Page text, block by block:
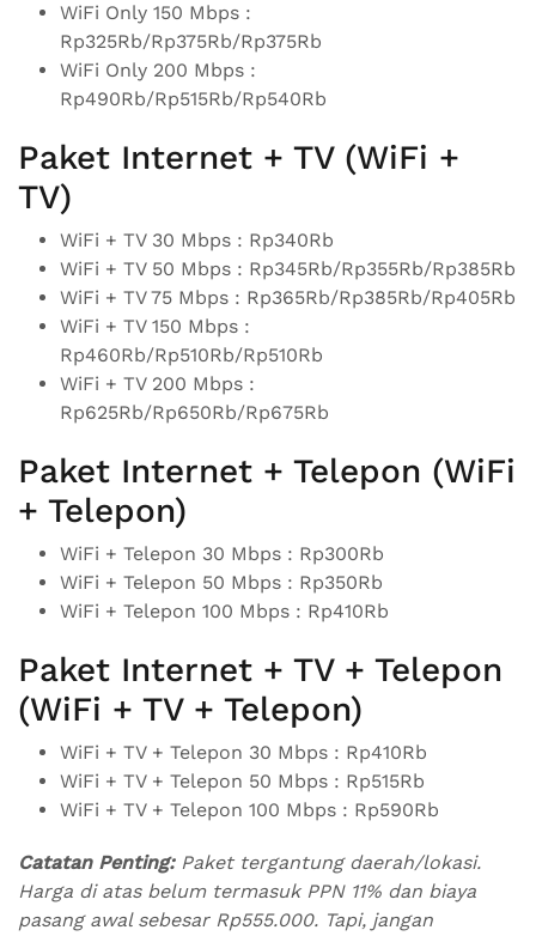
WiFi Only 150 Mbps :
Rp325Rb/Rp375Rb/Rp375Rb
WiFi Only 200 Mbps :
Rp490Rb/Rp515Rb/Rp540Rb
Paket Internet + TV (WiFi +
TV)
WiFi + TV 30 Mbps : Rp340Rb
WiFi + TV 50 Mbps : Rp345Rb/Rp355Rb/Rp385Rb
WiFi + TV 75 Mbps : Rp365Rb/Rp385Rb/Rp405Rb
WiFi + TV 150 Mbps :
Rp460Rb/Rp510Rb/Rp510Rb
WiFi + TV 200 Mbps :
Rp625Rb/Rp650Rb/Rp675Rb
Paket Internet + Telepon (WiFi
+ Telepon)
WiFi + Telepon 30 Mbps : Rp300Rb
WiFi + Telepon 50 Mbps : Rp350Rb
WiFi + Telepon 100 Mbps : Rp410Rb
Paket Internet + TV + Telepon
(WiFi + TV + Telepon)
WiFi + TV + Telepon 30 Mbps : Rp410Rb
WiFi + TV + Telepon 50 Mbps : Rp515Rb
WiFi + TV + Telepon 100 Mbps : Rp590Rb
Catatan Penting:Paket tergantung daerah/lokasi.
Harga di atas belum termasuk PPN 11% dan biaya
pasang awal sebesar Rp555.000. Tapi, jangan